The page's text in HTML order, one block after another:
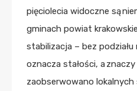
pięciolecia widoczne są
gminach powiat
stabilizacja – bez
oznacza stałości, a
zaobserwowano lokalnych